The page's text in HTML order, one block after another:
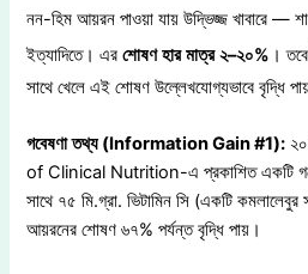
নন-হিম আয়রন পাওয়া যায় উদ্ভিজ্জ খাবারে —
ইত্যাদিতে। এরশোষণ হার মাত্র ২–২০% ।
সাথে খেলে এই শোষণ উল্লেখযোগ্যভাবে বৃদ্ধি
গবেষণা তথ্য (Information Gain #1):
of Clinical Nutrition-এ প্রকাশিত একটি
সাথে ৭৫ মি.গ্রা. ভিটামিন সি (একটি
আয়রনের শোষণ ৬৭% পর্যন্ত বৃদ্ধি পায়।